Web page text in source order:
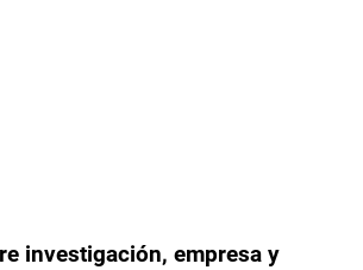
investigación, empresa y